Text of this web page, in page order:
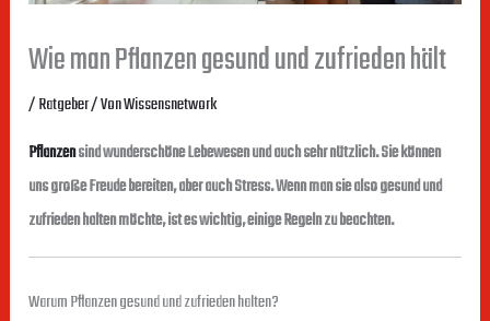
Wie man Pflanzen gesund und zufrieden hält
/Ratgeber/ VonWissensnetwork
Pflanzensind wunderschöne Lebewesen und auch sehr nützlich. Sie können
uns große Freude bereiten, aber auch Stress. Wenn man sie also gesund und
zufrieden halten möchte, ist es wichtig, einige Regeln zu beachten.
Warum Pflanzen gesund und zufrieden halten?